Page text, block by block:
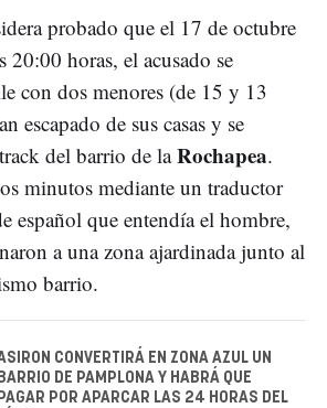
probado que el 17 de octubre
20:00 horas, el acusado se
con dos menores (de 15 y 13
escapado de sus casas y se
del barrio de laRochapea.
minutos mediante un traductor
español que entendía el hombre,
a una zona ajardinada junto al
barrio.
CONVERTIRÁ EN ZONA AZUL UN
BARRIO DE PAMPLONA Y HABRÁ QUE
PAGAR POR APARCAR LAS 24 HORAS DEL